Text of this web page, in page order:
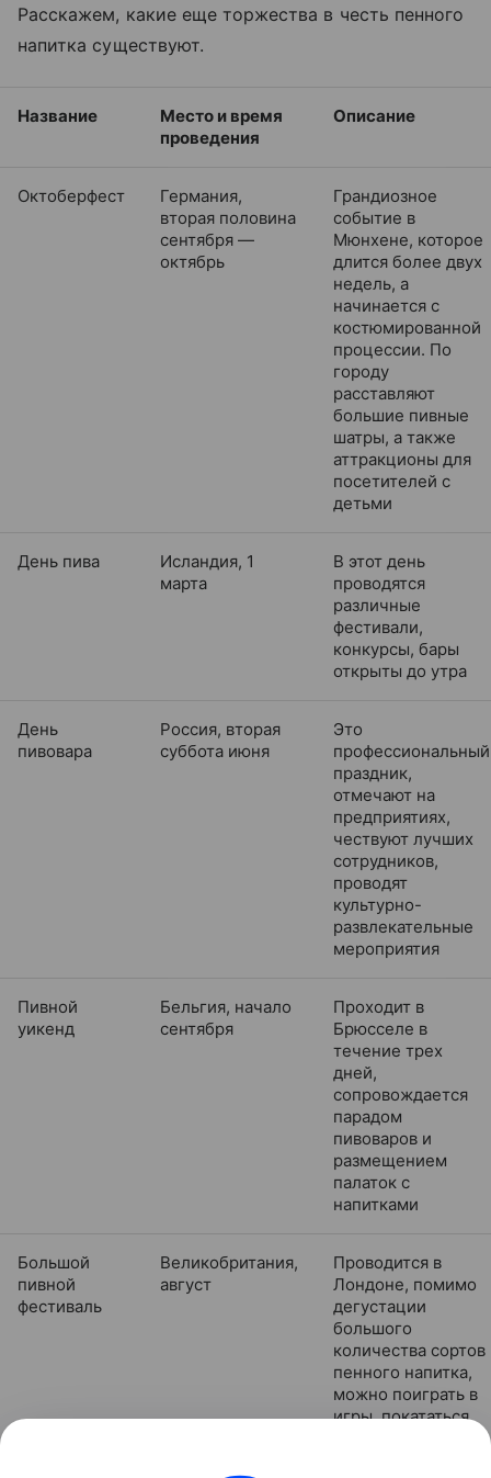
Расскажем, какие еще торжества в честь пенного
напитка существуют.
Название
Место и время
проведения
Описание
Октоберфест
Германия,
вторая половина
сентября —
октябрь
Грандиозное
событие в
Мюнхене, которое
длится более двух
недель, а
начинается с
костюмированной
процессии. По
городу
расставляют
большие пивные
шатры, а также
аттракционы для
посетителей с
детьми
День пива
Исландия, 1
марта
В этот день
проводятся
различные
фестивали,
конкурсы, бары
открыты до утра
День
пивовара
Россия, вторая
суббота июня
Это
профессиональный
праздник,
отмечают на
предприятиях,
чествуют лучших
сотрудников,
проводят
культурно-
развлекательные
мероприятия
Пивной
уикенд
Бельгия, начало
сентября
Проходит в
Брюсселе в
течение трех
дней,
сопровождается
парадом
пивоваров и
размещением
палаток с
напитками
Большой
пивной
фестиваль
Великобритания,
август
Проводится в
Лондоне, помимо
дегустации
большого
количества сортов
пенного напитка,
можно поиграть в
игры, покататься